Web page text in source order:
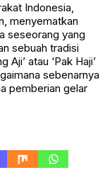
Indonesia,
menyematkan
seseorang yang
sebuah tradisi
Aji’ atau ‘Pak Haji’
sebenarnya
pemberian gelar